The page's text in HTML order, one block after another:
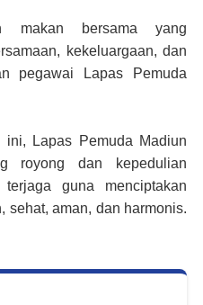
makan bersama yang
kekeluargaan, dan
pegawai Lapas Pemuda
Lapas Pemuda Madiun
royong dan kepedulian
guna menciptakan
sehat, aman, dan harmonis.